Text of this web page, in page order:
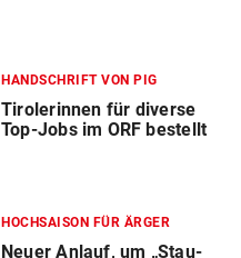
HANDSCHRIFT VON PIG
Tirolerinnen für diverse
Top-Jobs im ORF bestellt
HOCHSAISON FÜR ÄRGER
Neuer Anlauf, um „Stau-